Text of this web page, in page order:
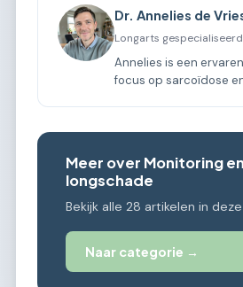
Dr. Annelies de
Longarts
Annelies is een
focus op sarcoïdose
Meer over Monitoring
longschade
Bekijk alle 28 artikelen in
Naar categorie →